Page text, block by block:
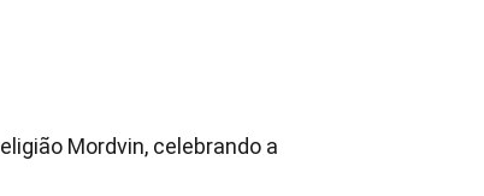
Mordvin, celebrando a